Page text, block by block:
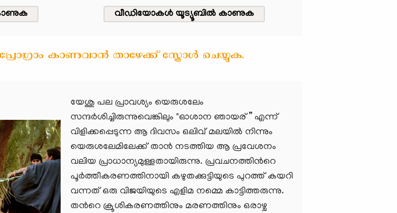
വീഡിയോകള്‍ യൂട്യൂബിൽ കാണുക
കാണുവാൻ താഴേക്ക് സ്ക്രോൾ ചെയ്യുക.
യേശു പല പ്രാവശ്യം യെരുശലേം
സന്ദര്‍ശിച്ചിരുന്നുവെങ്കിലും "ഓശാന ഞായര്” എന്ന്
വിളിക്കപ്പെടുന്ന ആ ദിവസം ഒലിവ് മലയില്‍ നിന്നും
യെരുശലേമിലേക്ക് താന്‍ നടത്തിയ ആ പ്രവേശനം
വലിയ പ്രാധാന്യമുള്ളതായിരുന്നു. പ്രവചനത്തിന്‍റെ
പൂര്‍ത്തീകരണത്തിനായി കഴുതക്കുട്ടിയുടെ പുറത്ത് കയറി
വന്നത് ഒരു വിജയിയുടെ എളിമ നമ്മെ കാട്ടിത്തരുന്നു.
തന്‍റെ ക്രൂശികരണത്തിനും മരണത്തിനും ഒരാഴ്ച